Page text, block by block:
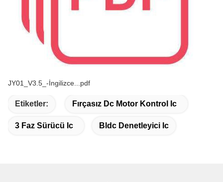
JY01_V3.5_-İngilizce...pdf
Etiketler: Fırçasız Dc Motor Kontrol Ic
3 Faz Sürücü Ic Bldc Denetleyici Ic